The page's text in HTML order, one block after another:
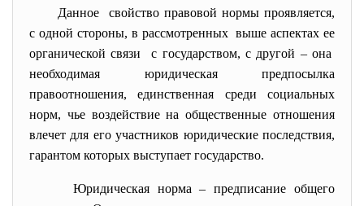
Данное свойство правовой нормы проявляется,
с одной стороны, в рассмотренных выше аспектах ее
органической связи с государством, с другой – она
необходимая юридическая предпосылка
правоотношения, единственная среди социальных
норм, чье воздействие на общественные отношения
влечет для его участников юридические последствия,
гарантом которых выступает государство.
Юридическая норма – предписание общего